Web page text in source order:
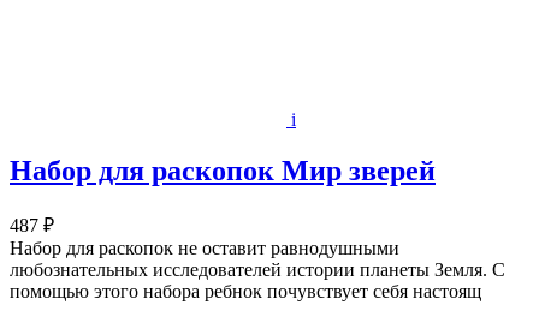
i
Набор для раскопок Мир зверей
487 ₽
Набор для раскопок не оставит равнодушными
любознательных исследователей истории планеты Земля. С
помощью этого набора ребнок почувствует себя настоящ